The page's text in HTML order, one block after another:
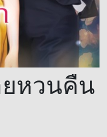
หวนคืน